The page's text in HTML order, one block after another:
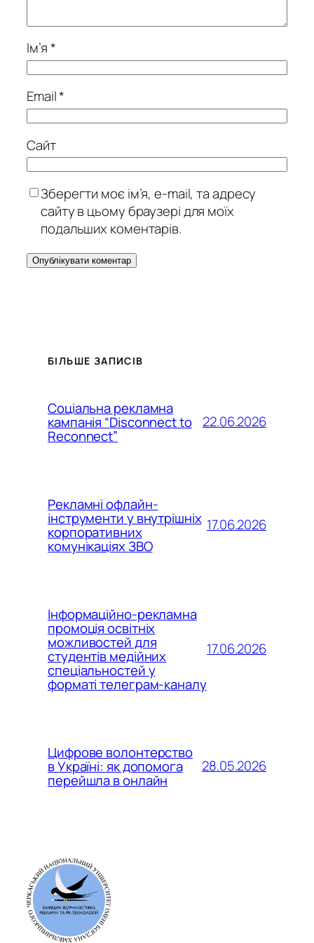
Ім’я*
Email*
Сайт
Зберегти моє ім’я, e-mail, та адресу
сайту в цьому браузері для моїх
подальших коментарів.
БІЛЬШЕ ЗАПИСІВ
Соціальна рекламна
кампанія “Disconnect to
Reconnect”
22.06.2026
Рекламні офлайн-
інструменти у внутрішніх
корпоративних
комунікаціях ЗВО
17.06.2026
Інформаційно-рекламна
промоція освітніх
можливостей для
студентів медійних
спеціальностей у
форматі телеграм-каналу
17.06.2026
Цифрове волонтерство
в Україні: як допомога
перейшла в онлайн
28.05.2026